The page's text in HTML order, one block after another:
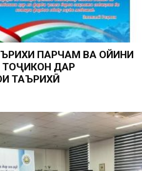
ПАРЧАМ ВА ОЙИНИ
ДАР
ТАЪРИХӢ